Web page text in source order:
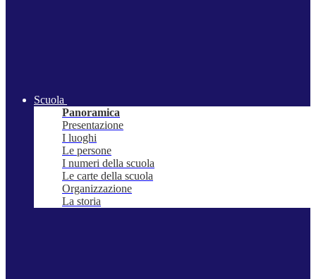
Scuola
Panoramica
Presentazione
I luoghi
Le persone
I numeri della scuola
Le carte della scuola
Organizzazione
La storia